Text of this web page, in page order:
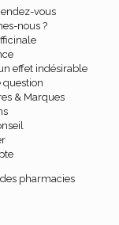
vous
nous ?
effet indésirable
question
& Marques
pharmacies